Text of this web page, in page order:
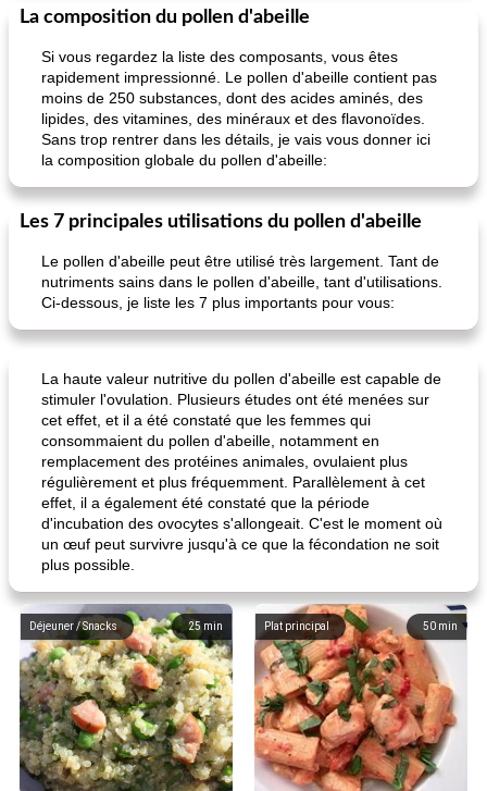
La composition du pollen d'abeille
Si vous regardez la liste des composants, vous êtes
rapidement impressionné. Le pollen d'abeille contient pas
moins de 250 substances, dont des acides aminés, des
lipides, des vitamines, des minéraux et des flavonoïdes.
Sans trop rentrer dans les détails, je vais vous donner ici
la composition globale du pollen d'abeille:
Les 7 principales utilisations du pollen d'abeille
Le pollen d'abeille peut être utilisé très largement. Tant de
nutriments sains dans le pollen d'abeille, tant d'utilisations.
Ci-dessous, je liste les 7 plus importants pour vous:
La haute valeur nutritive du pollen d'abeille est capable de
stimuler l'ovulation. Plusieurs études ont été menées sur
cet effet, et il a été constaté que les femmes qui
consommaient du pollen d'abeille, notamment en
remplacement des protéines animales, ovulaient plus
régulièrement et plus fréquemment. Parallèlement à cet
effet, il a également été constaté que la période
d'incubation des ovocytes s'allongeait. C'est le moment où
un œuf peut survivre jusqu'à ce que la fécondation ne soit
plus possible.
25 min
Déjeuner / Snacks 50 min
Plat principal